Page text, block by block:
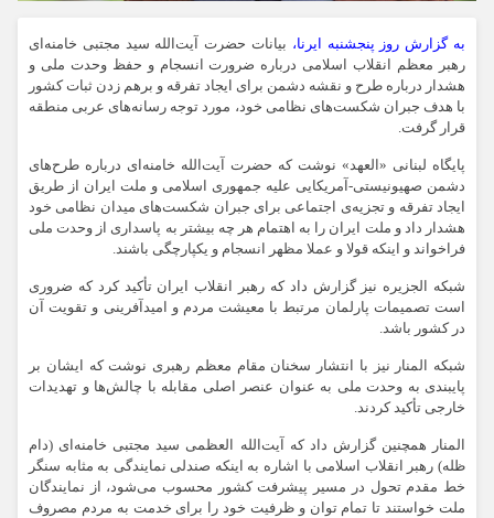
به گزارش روز پنجشنبه ایرنا، بیانات حضرت آیت‌الله سید مجتبی خامنه‌ای
رهبر معظم انقلاب اسلامی درباره ضرورت انسجام و حفظ وحدت ملی و
هشدار درباره طرح و نقشه دشمن برای ایجاد تفرقه و برهم زدن ثبات کشور
با هدف جبران شکست‌های نظامی خود، مورد توجه رسانه‌های عربی منطقه
قرار گرفت.
پایگاه لبنانی «العهد» نوشت که حضرت آیت‌الله خامنه‌ای درباره طرح‌های
دشمن صهیونیستی-آمریکایی علیه جمهوری اسلامی و ملت ایران از طریق
ایجاد تفرقه و تجزیه‌ی اجتماعی برای جبران شکست‌های میدان نظامی خود
هشدار داد و ملت ایران را به اهتمام هر چه بیشتر به پاسداری از وحدت ملی
فراخواند و اینکه قولا و عملا مظهر انسجام و یکپارچگی باشند.
شبکه الجزیره نیز گزارش داد که رهبر انقلاب ایران تأکید کرد که ضروری
است تصمیمات پارلمان مرتبط با معیشت مردم و امیدآفرینی و تقویت آن
در کشور باشد.
شبکه المنار نیز با انتشار سخنان مقام معظم رهبری نوشت که ایشان بر
پایبندی به وحدت ملی به عنوان عنصر اصلی مقابله با چالش‌ها و تهدیدات
خارجی تأکید کردند.
المنار همچنین گزارش داد که آیت‌الله العظمی سید مجتبی خامنه‌ای (دام
ظله) رهبر انقلاب اسلامی با اشاره به اینکه صندلی نمایندگی به مثابه‌ سنگر
خط مقدم تحول در مسیر پیشرفت کشور محسوب می‌شود، از نمایندگان
ملت خواستند تا تمام توان و ظرفیت خود را برای خدمت به مردم مصروف